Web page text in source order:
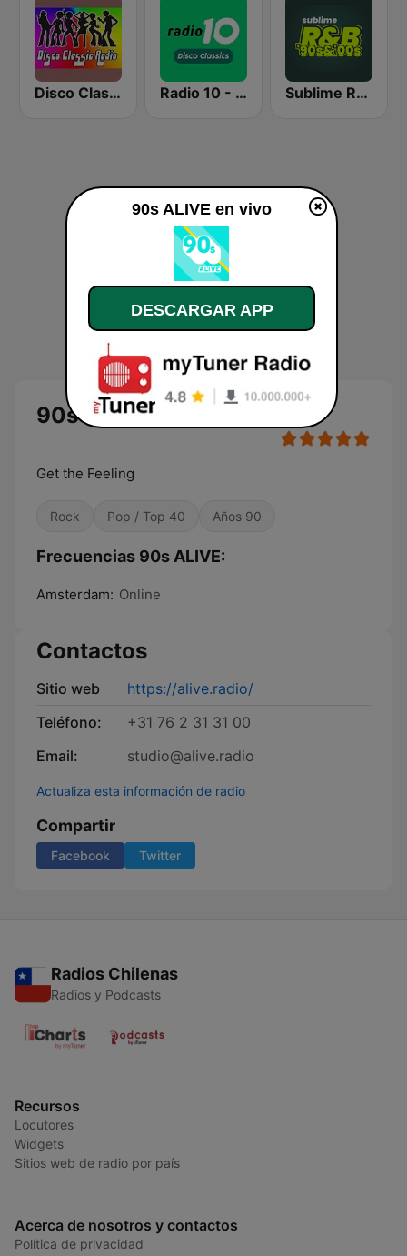
Disco Classic Radio Radio 10 - Disco Classics Sublime R&B 90s & 00s
90s ALIVE
Get the Feeling
Rock Pop / Top 40 Años 90
Frecuencias 90s ALIVE:
Amsterdam: Online
Contactos
Sitio web
https://alive.radio/
Teléfono:
+31 76 2 31 31 00
Email:
studio@alive.radio
Actualiza esta información de radio
Compartir
Facebook Twitter
Radios Chilenas
Radios y Podcasts
Recursos
Locutores
Widgets
Sitios web de radio por país
Acerca de nosotros y contactos
Política de privacidad
90s ALIVE en vivo
DESCARGAR APP